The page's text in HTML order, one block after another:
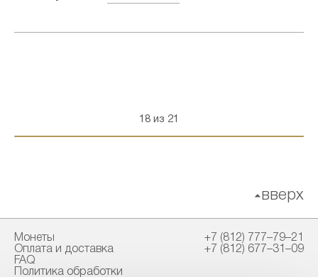
18 из 21
вверх
Монеты
Оплата и доставка
FAQ
Политика обработки
+7 (812) 777–79–21
+7 (812) 677–31–09